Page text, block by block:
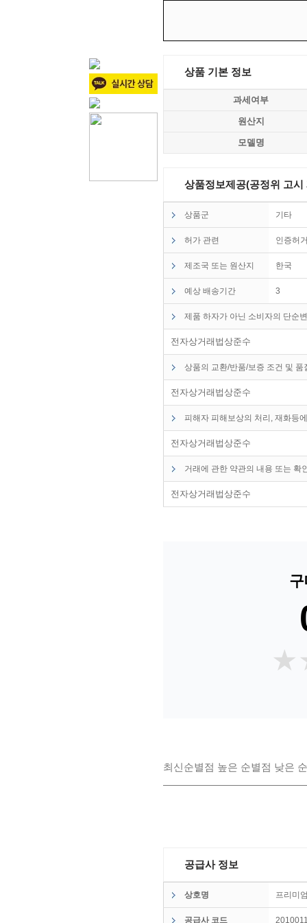
상품 기본 정보
과세여부
원산지
모델명
상품정보제공(공정위 고시
상품군 기타
허가 관련 인증허
제조국 또는 원산지 한국
예상 배송기간 3
제품 하자가 아닌 소비자의 단순
전자상거래법상준수
상품의 교환/반품/보증 조건 및 품
전자상거래법상준수
피해자 피해보상의 처리, 재화등
전자상거래법상준수
거래에 관한 약관의 내용 또는 확
전자상거래법상준수
최신순별점 높은 순별점 낮은 순
공급사 정보
상호명 프리미
공급사 코드